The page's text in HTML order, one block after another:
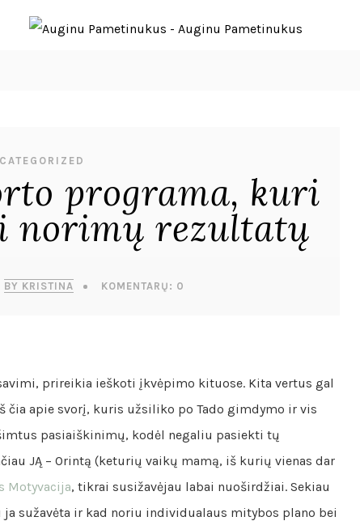
programa, kuri
norimų rezultatų
BY KRISTINA KOMENTARŲ: 0
prireikia ieškoti įkvėpimo kituose. Kita vertus gal
čia apie svorį, kuris užsiliko po Tado gimdymo ir vis
pasiaiškinimų, kodėl negaliu pasiekti tų
JĄ – Orintą (keturių vaikų mamą, iš kurių vienas dar
Motyvacija, tikrai susižavėjau labai nuoširdžiai. Sekiau
ja sužavėta ir kad noriu individualaus mitybos plano bei